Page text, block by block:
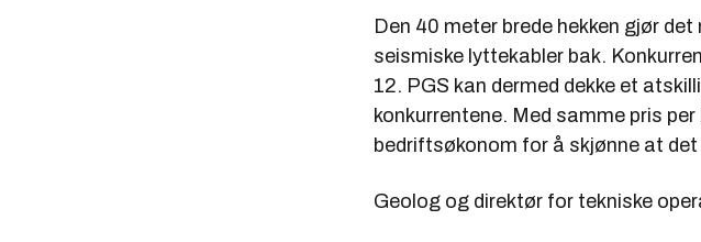
Den 40 meter brede hekken gjør
seismiske lyttekabler bak.
12. PGS kan dermed dekke et
konkurrentene. Med samme pris
bedriftsøkonom for å skjønne at det
Geolog og direktør for tekniske